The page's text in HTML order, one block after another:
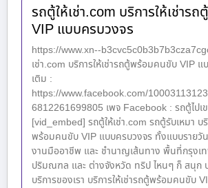
รถตู้ให้เช่า.com บริการให้เช่าร
VIP แบบครบวงจร
https://www.xn--
เช่า.com บริการให้เช่ารถตู้พร้อมคนขับ VIP
เติม :
https://www.facebook.com/
6812261699805 เพจ Facebook : รถตู้ไปเ
[vid_embed] รถตู้ให้เช่า.com รถตู้รับเหมา บริ
พร้อมคนขับ VIP แบบครบวงจร ทั้งแบบรายวั
งานมืออาชีพ และ ชำนาญเส้นทาง พื้นที่กรุงเ
ปริมณฑล และ ต่างจังหวัด ทริป ไหนๆ ก็ สนุก ป
บริการของเรา บริการให้เช่ารถตู้พร้อมคนขับ